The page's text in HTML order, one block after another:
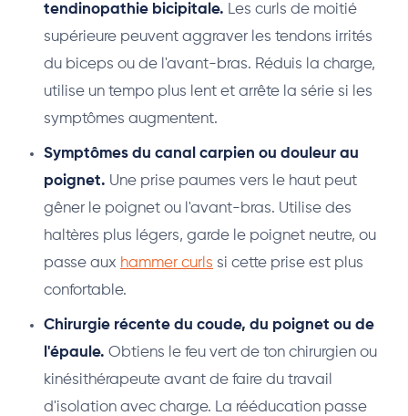
tendinopathie bicipitale. Les curls de moitié
supérieure peuvent aggraver les tendons irrités
du biceps ou de l'avant-bras. Réduis la charge,
utilise un tempo plus lent et arrête la série si les
symptômes augmentent.
Symptômes du canal carpien ou douleur au
poignet. Une prise paumes vers le haut peut
gêner le poignet ou l'avant-bras. Utilise des
haltères plus légers, garde le poignet neutre, ou
passe aux hammer curls si cette prise est plus
confortable.
Chirurgie récente du coude, du poignet ou de
l'épaule. Obtiens le feu vert de ton chirurgien ou
kinésithérapeute avant de faire du travail
d'isolation avec charge. La rééducation passe